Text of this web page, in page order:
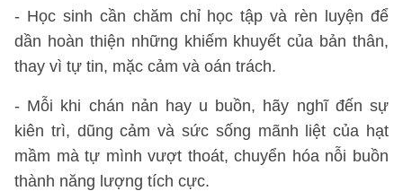
- Học sinh cần chăm chỉ học tập và rèn luyện để
dần hoàn thiện những khiếm khuyết của bản thân,
thay vì tự tin, mặc cảm và oán trách.
- Mỗi khi chán nản hay u buồn, hãy nghĩ đến sự
kiên trì, dũng cảm và sức sống mãnh liệt của hạt
mầm mà tự mình vượt thoát, chuyển hóa nỗi buồn
thành năng lượng tích cực.